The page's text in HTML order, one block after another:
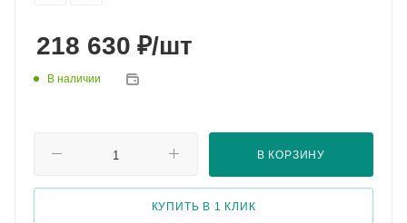
218 630 ₽/шт
В наличии
В КОРЗИНУ
КУПИТЬ В 1 КЛИК